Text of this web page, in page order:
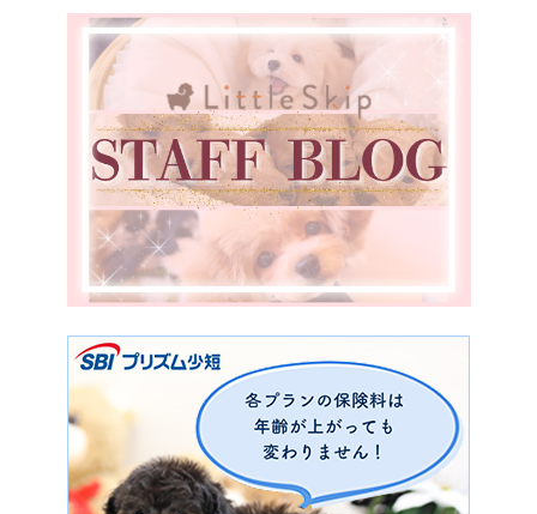
山口県
徳島県
愛媛県
福岡県
宮崎県
鹿児島県
香川県